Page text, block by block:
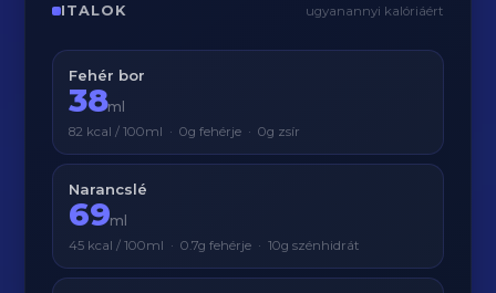
ITALOK ugyanannyi kalóriáért
Fehér bor
38ml
82 kcal / 100ml · 0g fehérje · 0g zsír
Narancslé
69ml
45 kcal / 100ml · 0.7g fehérje · 10g szénhidrát